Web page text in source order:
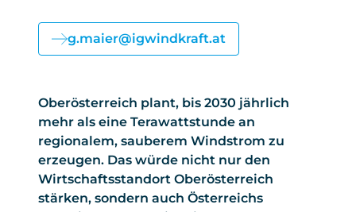
g.maier@igwindkraft.at
Oberösterreich plant, bis 2030 jährlich
mehr als eine Terawattstunde an
regionalem, sauberem Windstrom zu
erzeugen. Das würde nicht nur den
Wirtschaftsstandort Oberösterreich
stärken, sondern auch Österreichs